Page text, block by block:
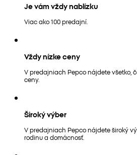
Je vám vždy nablízku
Viac ako 100 predajní.
Vždy nízke ceny
V predajniach Pepco nájdete všetko,
ceny.
Široký výber
V predajniach Pepco nájdete široký
rodinu a domácnosť.